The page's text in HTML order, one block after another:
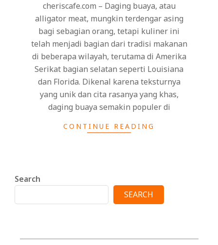
cheriscafe.com – Daging buaya, atau
alligator meat, mungkin terdengar asing
bagi sebagian orang, tetapi kuliner ini
telah menjadi bagian dari tradisi makanan
di beberapa wilayah, terutama di Amerika
Serikat bagian selatan seperti Louisiana
dan Florida. Dikenal karena teksturnya
yang unik dan cita rasanya yang khas,
daging buaya semakin populer di
CONTINUE READING
Search
SEARCH